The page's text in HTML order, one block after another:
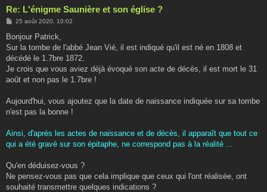
Re: L'énigme Saunière et son église ?
M
s
a
g
25 août 2020, 10:02
Bonjour Patrick,
Sur la tombe de l'abbé Jean Vié, il est indiqué qu'il est né en 1808 et
décédé le 1.7bre 1872.
Je crois que vous aviez déjà évoqué son acte de décès, il est mort le 31
août et non pas le 1.7bre !
Aujourd'hui, vous ajoutez que la date de naissance indiquée sur sa tombe
n'est pas la bonne !
Ainsi, d'après les actes de naissance et de décès, il apparaît que tout ce
qui a été gravé sur son épitaphe, ne correspond pas à la réalité ...
Qu'en déduisez-vous ?
Ne pensez-vous pas que cela implique que ceux qui l'ont réalisée, ont
souhaité transmettre quelques indications ?